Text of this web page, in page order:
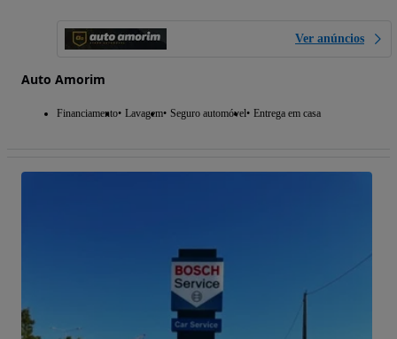
Ver anúncios
Auto Amorim
Financiamento Lavagem Seguro automóvel Entrega em casa